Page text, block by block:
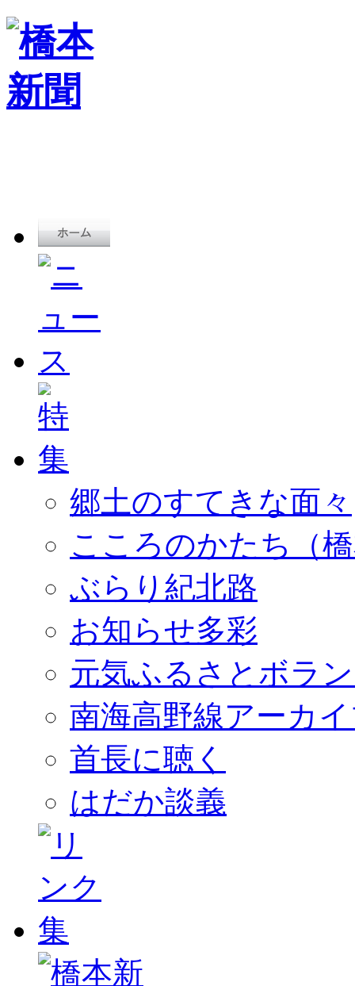
郷土のすてきな面々
こころのかたち（
ぶらり紀北路
お知らせ多彩
元気ふるさとボラ
南海高野線アーカ
首長に聴く
はだか談義